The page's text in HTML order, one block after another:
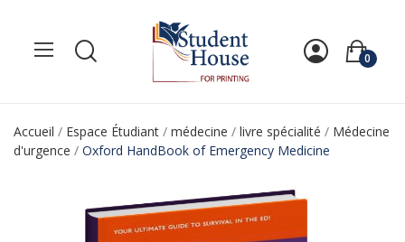
0
Accueil Espace Étudiant médecine livre spécialité
Médecine
d'urgence
Oxford HandBook of Emergency Medicine